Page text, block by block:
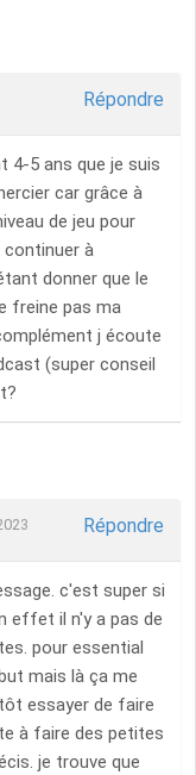
Répondre
4-5 ans que je suis
car grâce à
de jeu pour
continuer à
donner que le
freine pas ma
j écoute
(super conseil
Répondre
c'est super si
effet il n'y a pas de
pour essential
mais là ça me
essayer de faire
à faire des petites
je trouve que